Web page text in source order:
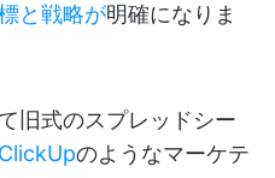
と戦略が明確になりま
旧式のスプレッドシー
ClickUpのようなマーケテ